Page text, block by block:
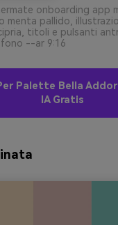
onboarding app
menta pallido,
titoli e pulsanti
--ar 9:16
Palette Bella
IA Gratis